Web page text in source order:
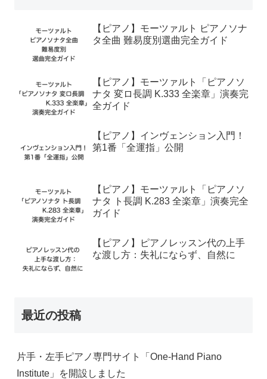
【ピアノ】モーツァルト ピアノソナ
タ全曲 難易度別選曲完全ガイド
【ピアノ】モーツァルト「ピアノソ
ナタ 変ロ長調 K.333 全楽章」演奏完
全ガイド
【ピアノ】インヴェンション入門！
第1番「全運指」公開
【ピアノ】モーツァルト「ピアノソ
ナタ ト長調 K.283 全楽章」演奏完全
ガイド
【ピアノ】ピアノレッスン代の上手
な渡し方：失礼にならず、自然に
最近の投稿
片手・左手ピアノ専門サイト「One-Hand Piano
Institute」を開設しました